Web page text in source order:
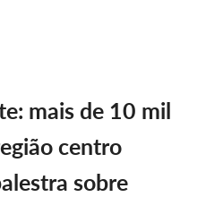
mais de 10 mil
centro
sobre